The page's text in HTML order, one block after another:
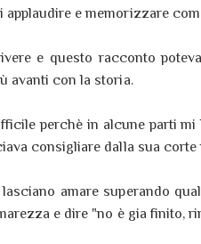
applaudire e memorizzare
e questo racconto
avanti con la storia.
perchè in alcune parti
consigliare dalla sua corte
amare superando
e dire "no è gia finito,